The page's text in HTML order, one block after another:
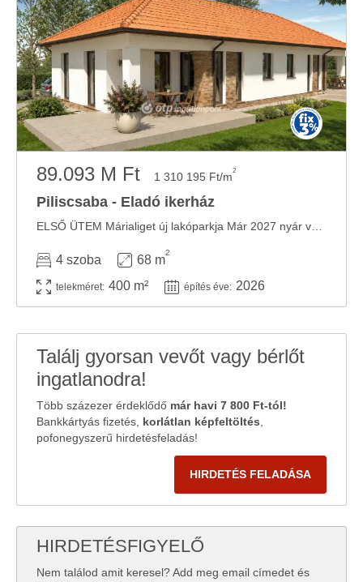
89.093 M Ft 1 310 195 Ft/m2
Piliscsaba - Eladó ikerház
4 szoba 68 m
2
telekméret: 400 m² építés éve: 2026
Találj gyorsan vevőt vagy bérlőt
ingatlanodra!
Több százezer érdeklődő már havi 7 800 Ft-tól!
Bankkártyás fizetés, korlátlan képfeltöltés
pofonegyszerű hirdetésfeladás!
HIRDETÉS FELADÁSA
HIRDETÉSFIGYELŐ
Nem találod amit keresel? Add meg email címedet és